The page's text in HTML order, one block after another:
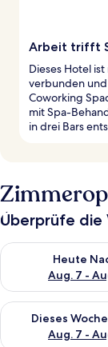
Arbeit trifft
Dieses Hotel
verbunden
Coworking
mit Spa-
in drei Bars
Überprüfe die
Heute
Aug. 7 -
Überprüfe die
Dieses
Aug. 7 -
Überprüfe die